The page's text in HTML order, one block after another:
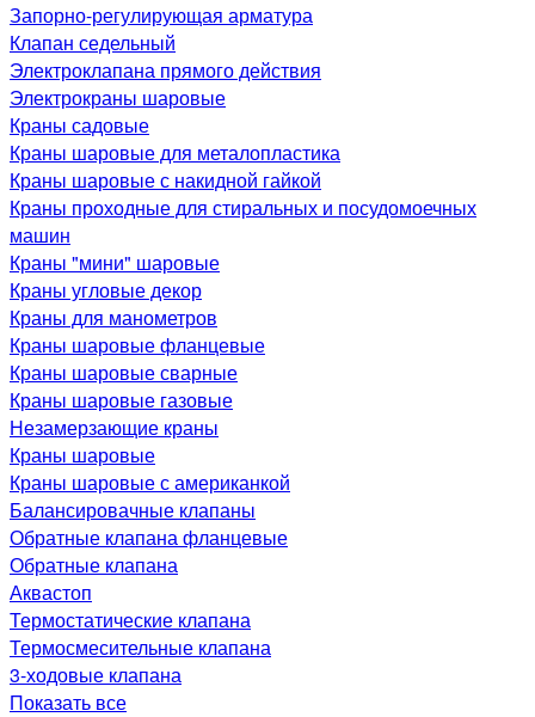
Запорно-регулирующая арматура
Клапан седельный
Электроклапана прямого действия
Электрокраны шаровые
Краны садовые
Краны шаровые для металопластика
Краны шаровые с накидной гайкой
Краны проходные для стиральных и посудомоечных
машин
Краны "мини" шаровые
Краны угловые декор
Краны для манометров
Краны шаровые фланцевые
Краны шаровые сварные
Краны шаровые газовые
Незамерзающие краны
Краны шаровые
Краны шаровые с американкой
Балансировачные клапаны
Обратные клапана фланцевые
Обратные клапана
Аквастоп
Термостатические клапана
Термосмесительные клапана
3-ходовые клапана
Показать все